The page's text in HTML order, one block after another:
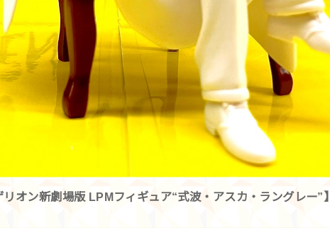
リオン新劇場版 LPMフィギュア“式波・アスカ・ラングレー”】